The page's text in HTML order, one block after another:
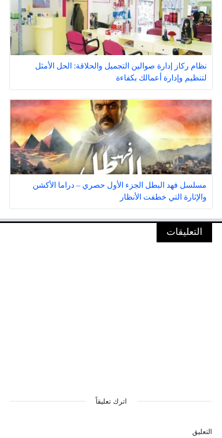
نظام ركاز إدارة صوالين التجميل والحلاقة: الحل الأمثل
لتنظيم وإدارة أعمالك بكفاءة
مسلسل فهد البطل الجزء الأول حصري – دراما الأكشن
والإثارة التي خطفت الأنظار
التعليقات
اترك تعليقاً
التعليق